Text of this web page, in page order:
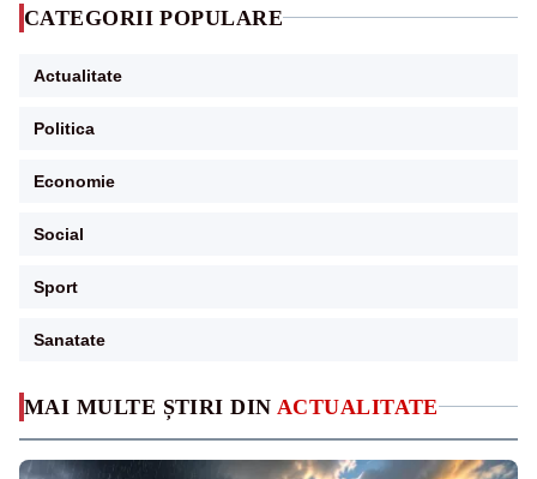
MAI MULTE ȘTIRI DIN ACTUALITATE
CATEGORII POPULARE
Actualitate
Politica
Economie
Social
Sport
Sanatate